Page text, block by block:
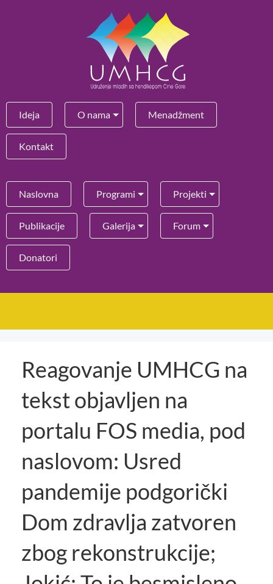
Ideja O nama Menadžment
Kontakt
Naslovna Programi Projekti
Publikacije Galerija Forum
Donatori
Reagovanje UMHCG na
tekst objavljen na
portalu FOS media, pod
naslovom: Usred
pandemije podgorički
Dom zdravlja zatvoren
zbog rekonstrukcije;